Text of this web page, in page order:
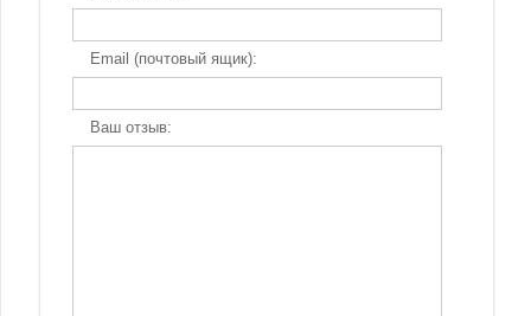
Email (почтовый ящик):
Ваш отзыв: